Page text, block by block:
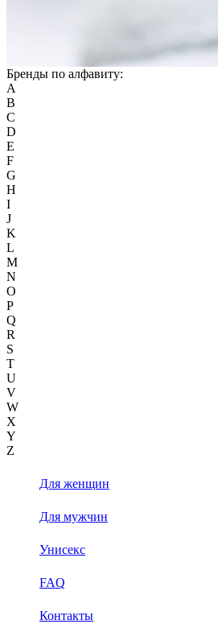
Бренды по алфавиту:
A
B
C
D
E
F
G
H
I
J
K
L
M
N
O
P
Q
R
S
T
U
V
W
X
Y
Z
Для женщин
Для мужчин
Унисекс
FAQ
Контакты